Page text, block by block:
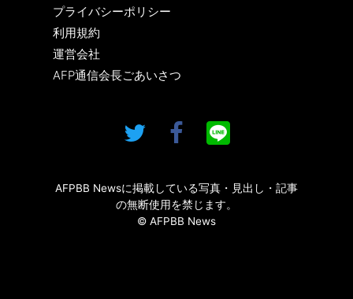
プライバシーポリシー
利用規約
運営会社
AFP通信会長ごあいさつ
AFPBB Newsに掲載している写真・見出し・記事
の無断使用を禁じます。
© AFPBB News